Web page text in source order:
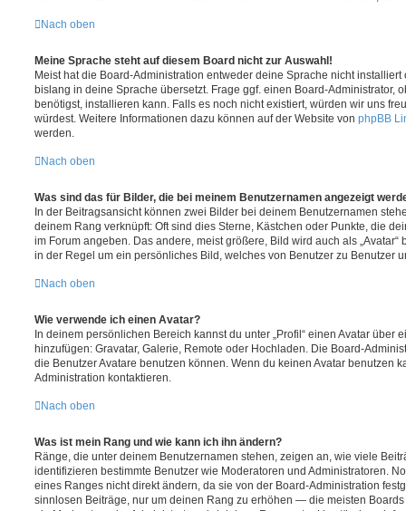
Nach oben
Meine Sprache steht auf diesem Board nicht zur Auswahl!
Meist hat die Board-Administration entweder deine Sprache nicht
bislang in deine Sprache übersetzt. Frage ggf. einen Board-Administrator,
benötigst, installieren kann. Falls es noch nicht existiert, würden wir uns
würdest. Weitere Informationen dazu können auf der Website von phpBB
werden.
Nach oben
Was sind das für Bilder, die bei meinem Benutzernamen angezeigt
In der Beitragsansicht können zwei Bilder bei deinem Benutzernamen
deinem Rang verknüpft: Oft sind dies Sterne, Kästchen oder Punkte, die
im Forum angeben. Das andere, meist größere, Bild wird auch als
in der Regel um ein persönliches Bild, welches von Benutzer zu Benutzer
Nach oben
Wie verwende ich einen Avatar?
In deinem persönlichen Bereich kannst du unter „Profil“ einen Avatar über
hinzufügen: Gravatar, Galerie, Remote oder Hochladen. Die Board-
die Benutzer Avatare benutzen können. Wenn du keinen Avatar benutzen
Administration kontaktieren.
Nach oben
Was ist mein Rang und wie kann ich ihn ändern?
Ränge, die unter deinem Benutzernamen stehen, zeigen an, wie viele
identifizieren bestimmte Benutzer wie Moderatoren und Administratoren.
eines Ranges nicht direkt ändern, da sie von der Board-Administration
sinnlosen Beiträge, nur um deinen Rang zu erhöhen — die meisten